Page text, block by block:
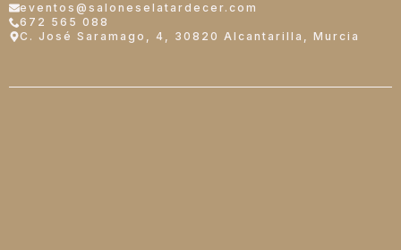
eventos@saloneselatardecer.com
672 565 088
C. José Saramago, 4, 30820 Alcantarilla, Murcia